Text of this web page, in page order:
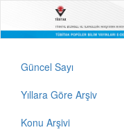
Güncel Sayı
Yıllara Göre Arşiv
Konu Arşivi